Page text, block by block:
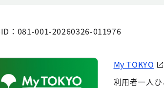
：081-001-20260326-011976
My TOKYO
利用者一人